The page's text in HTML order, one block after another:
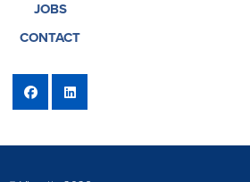
JOBS
CONTACT